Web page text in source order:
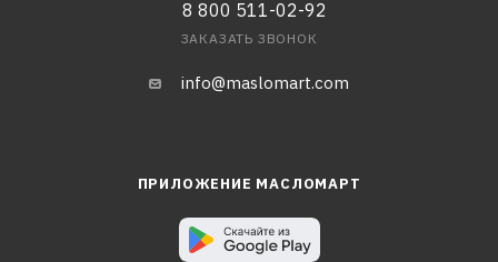
8 800 511-02-92
ЗАКАЗАТЬ ЗВОНОК
info@maslomart.com
ПРИЛОЖЕНИЕ МАСЛОМАРТ